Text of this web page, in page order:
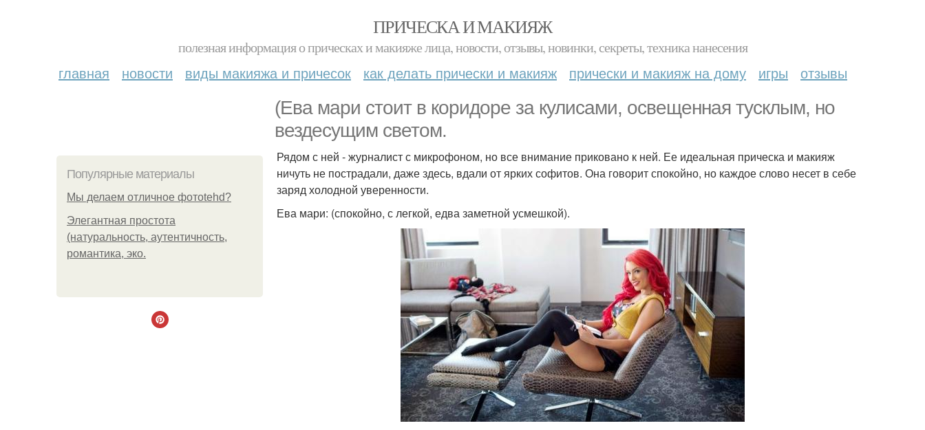
ПРИЧЕСКА И МАКИЯЖ
полезная информация о прическах и макияже лица, новости, отзывы, новинки, секреты, техника нанесения
главная новости виды макияжа и причесок как делать прически и макияж прически и макияж на дому игры отзывы
(Ева мари стоит в коридоре за кулисами, освещенная тусклым, но
вездесущим светом.
Популярные материалы
Мы делаем отличное фотоtehd?
Элегантная простота
(натуральность, аутентичность,
романтика, эко.
Рядом с ней - журналист с микрофоном, но все внимание приковано к ней. Ее идеальная прическа и макияж
ничуть не пострадали, даже здесь, вдали от ярких софитов. Она говорит спокойно, но каждое слово несет в себе
заряд холодной уверенности.
Ева мари: (спокойно, с легкой, едва заметной усмешкой).